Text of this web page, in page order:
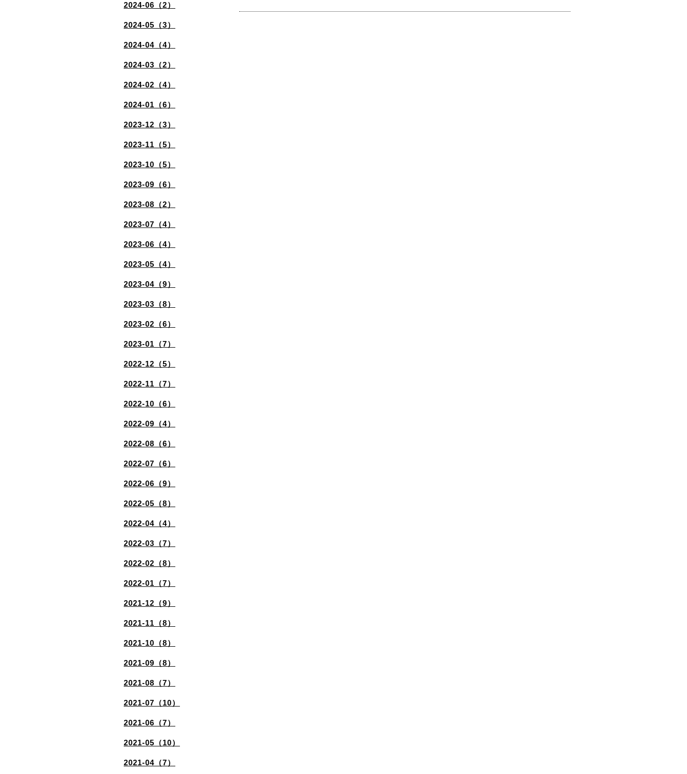
2024-06（2）
2024-05（3）
2024-04（4）
2024-03（2）
2024-02（4）
2024-01（6）
2023-12（3）
2023-11（5）
2023-10（5）
2023-09（6）
2023-08（2）
2023-07（4）
2023-06（4）
2023-05（4）
2023-04（9）
2023-03（8）
2023-02（6）
2023-01（7）
2022-12（5）
2022-11（7）
2022-10（6）
2022-09（4）
2022-08（6）
2022-07（6）
2022-06（9）
2022-05（8）
2022-04（4）
2022-03（7）
2022-02（8）
2022-01（7）
2021-12（9）
2021-11（8）
2021-10（8）
2021-09（8）
2021-08（7）
2021-07（10）
2021-06（7）
2021-05（10）
2021-04（7）